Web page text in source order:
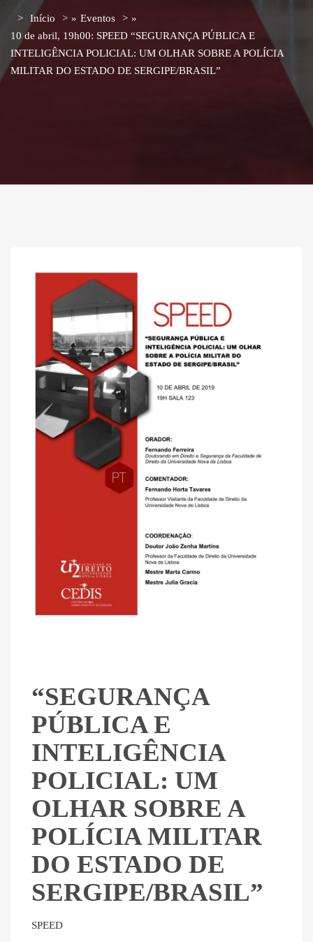
Início » Eventos
»
10 de abril, 19h00: SPEED “SEGURANÇA PÚBLICA E
INTELIGÊNCIA POLICIAL: UM OLHAR SOBRE A POLÍCIA
MILITAR DO ESTADO DE SERGIPE/BRASIL”
“SEGURANÇA
PÚBLICA E
INTELIGÊNCIA
POLICIAL: UM
OLHAR SOBRE A
POLÍCIA MILITAR
DO ESTADO DE
SERGIPE/BRASIL”
SPEED